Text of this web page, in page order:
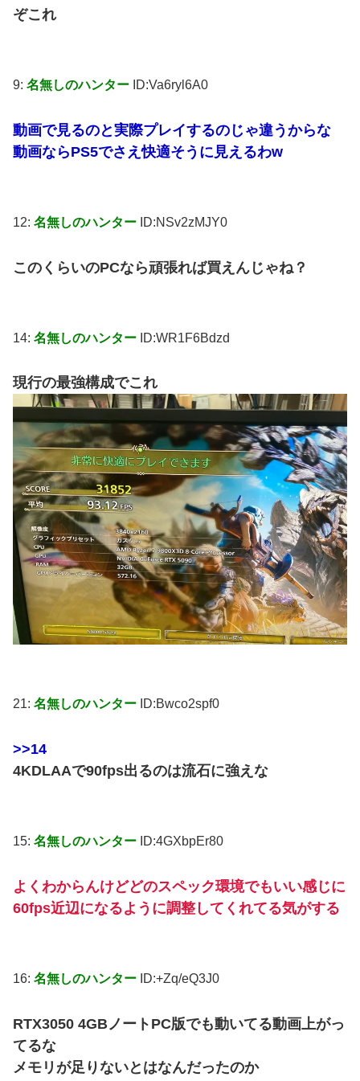
ぞこれ
9: 名無しのハンター ID:Va6ryl6A0
動画で見るのと実際プレイするのじゃ違うからな
動画ならPS5でさえ快適そうに見えるわw
12: 名無しのハンター ID:NSv2zMJY0
このくらいのPCなら頑張れば買えんじゃね？
14: 名無しのハンター ID:WR1F6Bdzd
現行の最強構成でこれ
21: 名無しのハンター ID:Bwco2spf0
>>14
4KDLAAで90fps出るのは流石に強えな
15: 名無しのハンター ID:4GXbpEr80
よくわからんけどどのスペック環境でもいい感じに
60fps近辺になるように調整してくれてる気がする
16: 名無しのハンター ID:+Zq/eQ3J0
RTX3050 4GBノートPC版でも動いてる動画上がっ
てるな
メモリが足りないとはなんだったのか